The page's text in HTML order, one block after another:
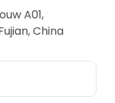
A01,
China